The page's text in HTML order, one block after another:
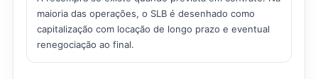
maioria das operações, o SLB é desenhado como
capitalização com locação de longo prazo e eventual
renegociação ao final.